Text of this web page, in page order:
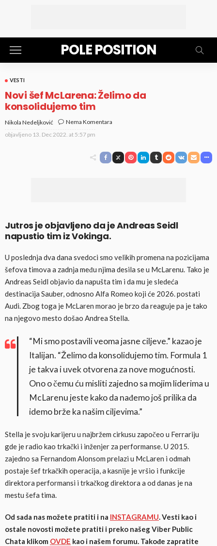
POLE POSITION
VESTI
Novi šef McLarena: Želimo da
konsolidujemo tim
Nikola Nedeljković
Nema Komentara
objavljeno 13. Dec 2022. at 5:57 pm
Jutros je objavljeno da je Andreas Seidl
napustio tim iz Vokinga.
U poslednja dva dana svedoci smo velikih promena na pozicijama
šefova timova a zadnja među njima desila se u McLarenu. Tako je
Andreas Seidl objavio da napušta tim i da mu je sledeća
destinacija Sauber, odnosno Alfa Romeo koji će 2026. postati
Audi. Zbog toga je McLaren morao je brzo da reaguje pa je tako
na njegovo mesto došao Andrea Stella.
“Mi smo postavili veoma jasne ciljeve.” kazao je
Italijan. “Želimo da konsolidujemo tim. Formula 1
je takva i uvek otvorena za nove mogućnosti.
Ono o čemu ću misliti zajedno sa mojim liderima u
McLarenu jeste kako da nađemo još prilika da
idemo brže ka našim ciljevima.”
Stella je svoju karijeru u najbržem cirkusu započeo u Ferrariju
gde je radio kao trkački i inženjer za performanse. U 2015.
zajedno sa Fernandom Alonsom prelazi u McLaren i odmah
postaje šef trkačkih operacija, a kasnije je vršio i funkcije
direktora performansi i trkačkog direktora a od danas je na
mestu šefa tima.
Od sada nas možete pratiti i na INSTAGRAMU. Vesti kao i
ostale novosti možete pratiti i preko našeg Viber Public
Chata klikom OVDE kao i našem forumu. Takođe zapratite